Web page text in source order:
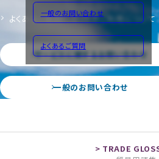
一般のお問い合わせ
よくあるご質問
よくあるご質問 サイトのご利用について
サービスに関するお問い合わせ
一般のお問い合わせ